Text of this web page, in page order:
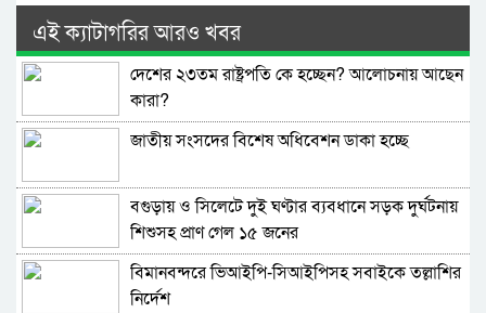
এই ক্যাটাগরির আরও খবর
দেশের ২৩তম রাষ্ট্রপতি কে হচ্ছেন? আলোচনায় আছেন
কারা?
জাতীয় সংসদের বিশেষ অধিবেশন ডাকা হচ্ছে
বগুড়ায় ও সিলেটে দুই ঘণ্টার ব্যবধানে সড়ক দুর্ঘটনায়
শিশুসহ প্রাণ গেল ১৫ জনের
বিমানবন্দরে ভিআইপি-সিআইপিসহ সবাইকে তল্লাশির
নির্দেশ